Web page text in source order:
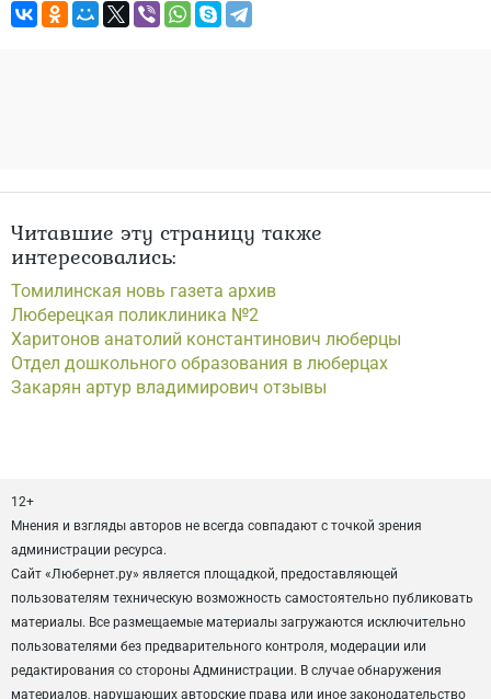
Читавшие эту страницу также
интересовались:
Томилинская новь газета архив
Люберецкая поликлиника №2
Харитонов анатолий константинович люберцы
Отдел дошкольного образования в люберцах
Закарян артур владимирович отзывы
12+
Мнения и взгляды авторов не всегда совпадают с точкой зрения
администрации ресурса.
Сайт «Любернет.ру» является площадкой, предоставляющей
пользователям техническую возможность самостоятельно публиковать
материалы. Все размещаемые материалы загружаются исключительно
пользователями без предварительного контроля, модерации или
редактирования со стороны Администрации. В случае обнаружения
материалов, нарушающих авторские права или иное законодательство